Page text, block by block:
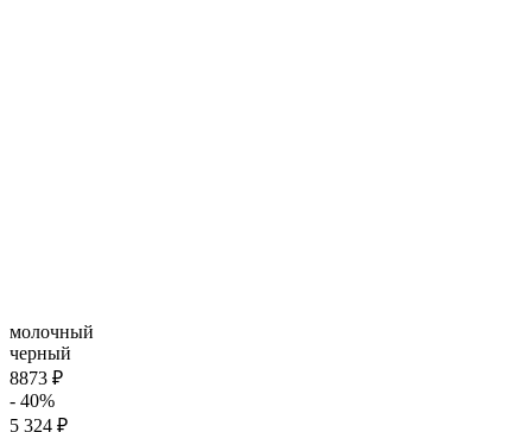
молочный
черный
8873 ₽
- 40%
5 324 ₽